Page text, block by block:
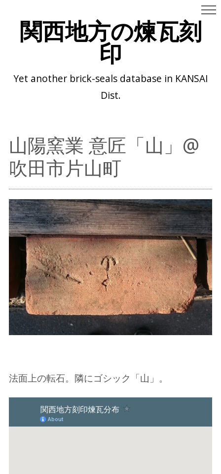
関西地方の煉瓦刻
印
Yet another brick-seals database in KANSAI
Dist.
山陽窯業 意匠「山」@
吹田市片山町
法面上の転石。隣にゴシック「山」。